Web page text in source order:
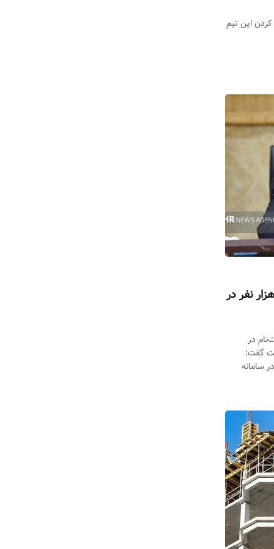
این تیم
بیش از ۲ میلیون و ۳۵۰ هزار نفر در
در
گفت:
هزار نفر در سامانه